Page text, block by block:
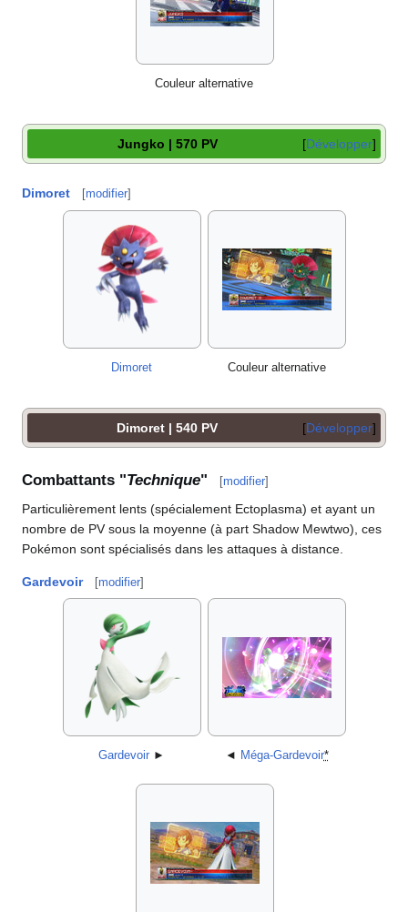
Couleur alternative
Développer
Jungko | 570 PV
Dimoret [modifier]
Dimoret Couleur alternative
Développer
Dimoret | 540 PV
Combattants "Technique" [modifier]
Particulièrement lents (spécialement Ectoplasma) et ayant un
nombre de PV sous la moyenne (à part Shadow Mewtwo), ces
Pokémon sont spécialisés dans les attaques à distance.
Gardevoir [modifier]
Gardevoir ► ◄ Méga-Gardevoir*